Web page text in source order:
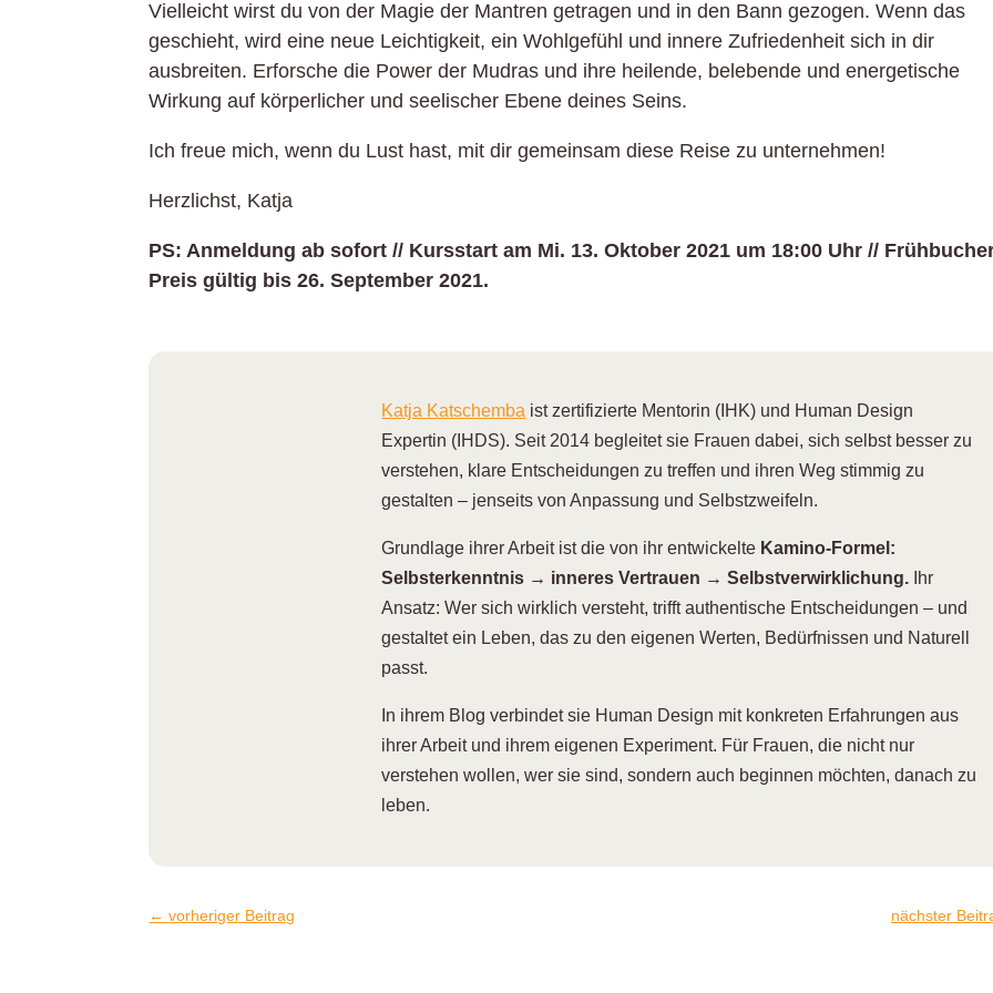
Vielleicht wirst du von der Magie der Mantren getragen und in den Bann gezogen. Wenn das
geschieht, wird eine neue Leichtigkeit, ein Wohlgefühl und innere Zufriedenheit sich in dir
ausbreiten. Erforsche die Power der Mudras und ihre heilende, belebende und energetische
Wirkung auf körperlicher und seelischer Ebene deines Seins.
Ich freue mich, wenn du Lust hast, mit dir gemeinsam diese Reise zu unternehmen!
Herzlichst, Katja
PS: Anmeldung ab sofort // Kursstart am Mi. 13. Oktober 2021 um 18:00 Uhr //
Preis gültig bis 26. September 2021.
Katja Katschemba ist zertifizierte Mentorin (IHK) und Human Design
Expertin (IHDS). Seit 2014 begleitet sie Frauen dabei, sich selbst besser zu
verstehen, klare Entscheidungen zu treffen und ihren Weg stimmig zu
gestalten – jenseits von Anpassung und Selbstzweifeln.
Grundlage ihrer Arbeit ist die von ihr entwickelte Kamino-Formel:
Selbsterkenntnis → inneres Vertrauen → Selbstverwirklichung. Ihr
Ansatz: Wer sich wirklich versteht, trifft authentische Entscheidungen – und
gestaltet ein Leben, das zu den eigenen Werten, Bedürfnissen und Naturell
passt.
n ihrem Blog verbindet sie Human Design mit konkreten Erfahrungen aus
ihrer Arbeit und ihrem eigenen Experiment. Für Frauen, die nicht nur
verstehen wollen, wer sie sind, sondern auch beginnen möchten, danach zu
leben.
←vorheriger Beitrag nächster